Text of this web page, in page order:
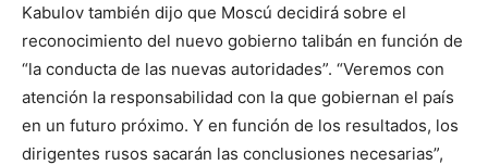
Kabulov también dijo que Moscú decidirá sobre el
reconocimiento del nuevo gobierno talibán en función de
“la conducta de las nuevas autoridades”. “Veremos con
atención la responsabilidad con la que gobiernan el país
en un futuro próximo. Y en función de los resultados, los
dirigentes rusos sacarán las conclusiones necesarias”,